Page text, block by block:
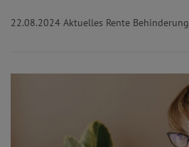
22.08.2024 Aktuelles Rente Behinderung